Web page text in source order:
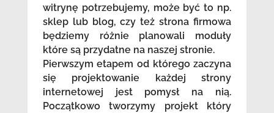
witrynę potrzebujemy, może być to np.
sklep lub blog, czy też strona firmowa
będziemy różnie planowali moduły
które są przydatne na naszej stronie.
Pierwszym etapem od którego zaczyna
się projektowanie każdej strony
internetowej jest pomysł na nią.
Początkowo tworzymy projekt który